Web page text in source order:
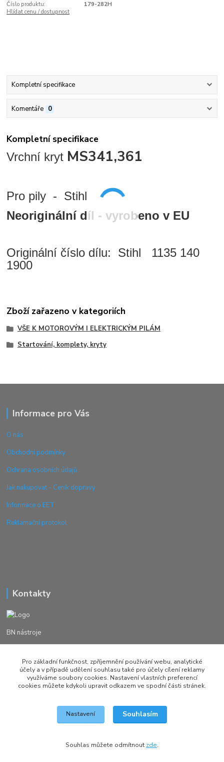
Číslo produktu:
179-282H
Hlídat cenu / dostupnost
Kompletní specifikace
Komentáře 0
Kompletní specifikace
Vrchní kryt MS341,361
Pro pily - Stihl
Neoriginální díl - vyrobeno v EU
Originální číslo dílu: Stihl 1135 140
1900
Zboží zařazeno v kategoriích
VŠE K MOTOROVÝM I ELEKTRICKÝM PILÁM
Startování, komplety, kryty
Informace pro Vás
O nás
Obchodní podmínky
Ochrana osobních údajů
Jak nakupovat - Ceník dopravy
Informace o EET
Reklamační protokol
Kontakty
BN nástroje
+420 777982023
brusirnanastroju@seznam.cz
Vytvořeno na Eshop-rychle.cz
Pro základní funkčnost, zpříjemnění používání webu, analytické
účely a v případě udělení souhlasu také pro účely cílení reklamy
využíváme soubory cookies. Nastavení vlastních preferencí
cookies můžete kdykoli upravit odkazem ve spodní části stránek.
Nastavení Souhlasím
Souhlas můžete odmítnout zde.